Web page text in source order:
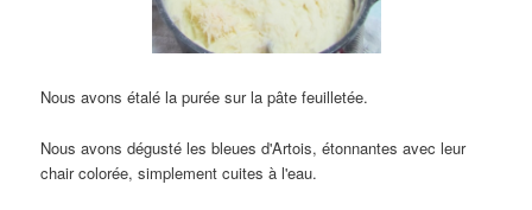
Nous avons étalé la purée sur la pâte feuilletée.
Nous avons dégusté les bleues d'Artois, étonnantes avec leur
chair colorée, simplement cuites à l'eau.